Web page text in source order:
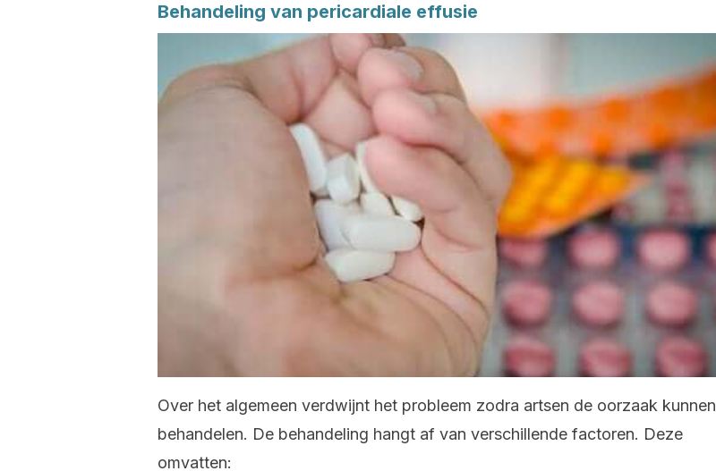
Behandeling van pericardiale effusie
Over het algemeen verdwijnt het probleem zodra artsen de oorzaak kunnen
behandelen. De behandeling hangt af van verschillende factoren. Deze
omvatten: